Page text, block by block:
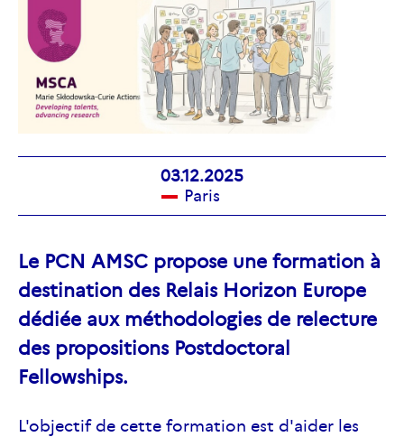
03.12.2025
Paris
Le PCN AMSC propose une formation à
destination des Relais Horizon Europe
dédiée aux méthodologies de relecture
des propositions Postdoctoral
Fellowships.
L'objectif de cette formation est d'aider les